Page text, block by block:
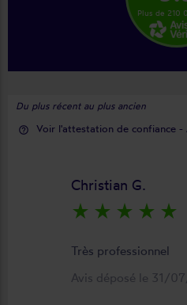
Plus de 210
Du plus récent au plus ancien
help_outline Voir l'attestation de confiance -
Christian G.
star_rate star_rate star_rate star_rate star_rate
Très professionnel
Avis déposé le 31/